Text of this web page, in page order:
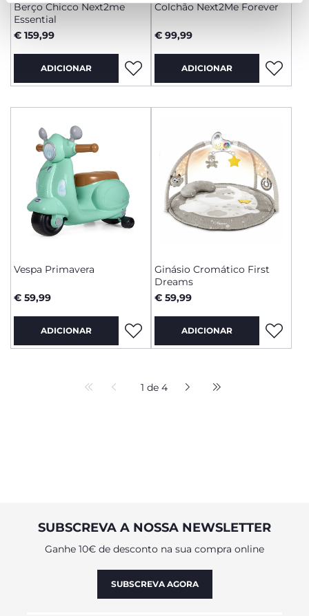
Berço Chicco Next2me
Essential
€ 159,99
ADICIONAR
Colchão Next2Me Forever
€ 99,99
ADICIONAR
Vespa Primavera
€ 59,99
ADICIONAR
Ginásio Cromático First
Dreams
€ 59,99
ADICIONAR
1 de 4
SUBSCREVA A NOSSA NEWSLETTER
Ganhe 10€ de desconto na sua compra online
SUBSCREVA AGORA